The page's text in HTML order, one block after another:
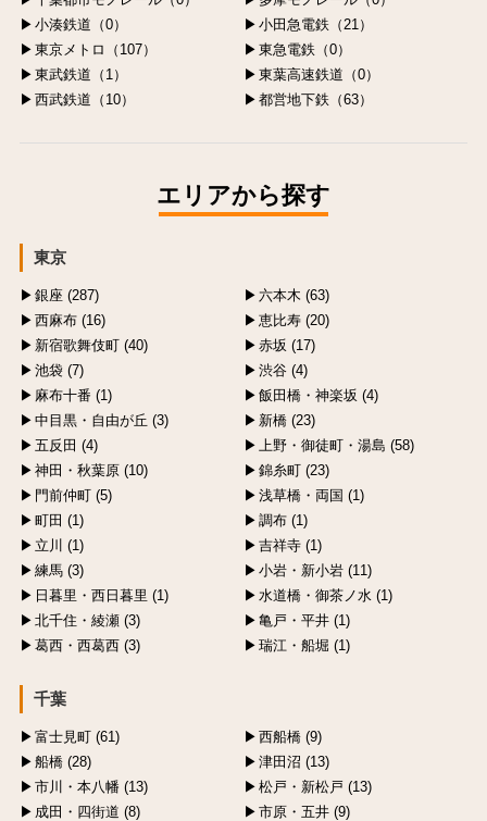
小湊鉄道（0）
小田急電鉄（21）
東京メトロ（107）
東急電鉄（0）
東武鉄道（1）
東葉高速鉄道（0）
西武鉄道（10）
都営地下鉄（63）
エリアから探す
東京
銀座 (287)
六本木 (63)
西麻布 (16)
恵比寿 (20)
新宿歌舞伎町 (40)
赤坂 (17)
池袋 (7)
渋谷 (4)
麻布十番 (1)
飯田橋・神楽坂 (4)
中目黒・自由が丘 (3)
新橋 (23)
五反田 (4)
上野・御徒町・湯島 (58)
神田・秋葉原 (10)
錦糸町 (23)
門前仲町 (5)
浅草橋・両国 (1)
町田 (1)
調布 (1)
立川 (1)
吉祥寺 (1)
練馬 (3)
小岩・新小岩 (11)
日暮里・西日暮里 (1)
水道橋・御茶ノ水 (1)
北千住・綾瀬 (3)
亀戸・平井 (1)
葛西・西葛西 (3)
瑞江・船堀 (1)
千葉
富士見町 (61)
西船橋 (9)
船橋 (28)
津田沼 (13)
市川・本八幡 (13)
松戸・新松戸 (13)
成田・四街道 (8)
市原・五井 (9)